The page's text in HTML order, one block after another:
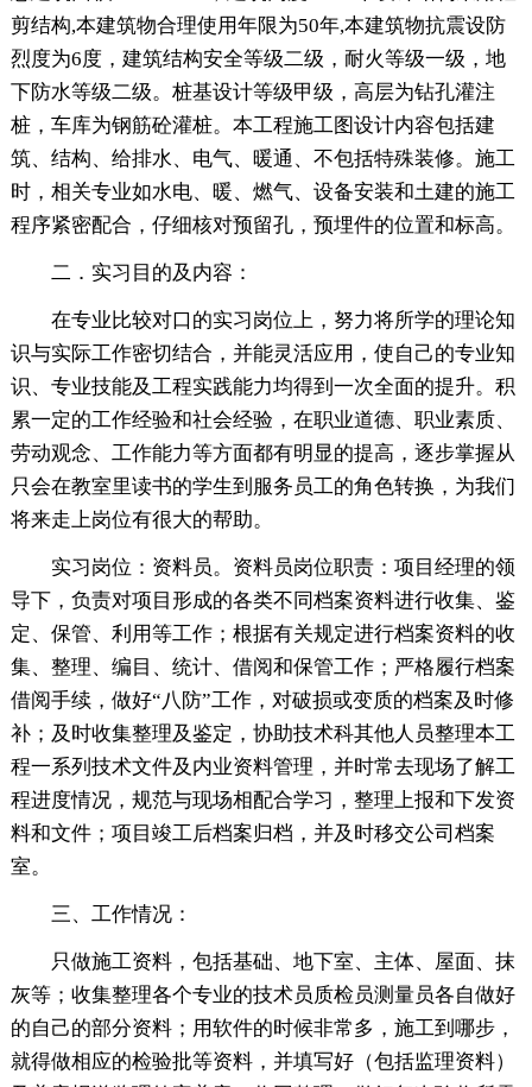
剪结构,本建筑物合理使用年限为50年,本建筑物抗震设防
烈度为6度，建筑结构安全等级二级，耐火等级一级，地
下防水等级二级。桩基设计等级甲级，高层为钻孔灌注
桩，车库为钢筋砼灌桩。本工程施工图设计内容包括建
筑、结构、给排水、电气、暖通、不包括特殊装修。施工
时，相关专业如水电、暖、燃气、设备安装和土建的施工
程序紧密配合，仔细核对预留孔，预埋件的位置和标高。
二．实习目的及内容：
在专业比较对口的实习岗位上，努力将所学的理论知
识与实际工作密切结合，并能灵活应用，使自己的专业知
识、专业技能及工程实践能力均得到一次全面的提升。积
累一定的工作经验和社会经验，在职业道德、职业素质、
劳动观念、工作能力等方面都有明显的提高，逐步掌握从
只会在教室里读书的学生到服务员工的角色转换，为我们
将来走上岗位有很大的帮助。
实习岗位：资料员。资料员岗位职责：项目经理的领
导下，负责对项目形成的各类不同档案资料进行收集、鉴
定、保管、利用等工作；根据有关规定进行档案资料的收
集、整理、编目、统计、借阅和保管工作；严格履行档案
借阅手续，做好“八防”工作，对破损或变质的档案及时修
补；及时收集整理及鉴定，协助技术科其他人员整理本工
程一系列技术文件及内业资料管理，并时常去现场了解工
程进度情况，规范与现场相配合学习，整理上报和下发资
料和文件；项目竣工后档案归档，并及时移交公司档案
室。
三、工作情况：
只做施工资料，包括基础、地下室、主体、屋面、抹
灰等；收集整理各个专业的技术员质检员测量员各自做好
的自己的部分资料；用软件的时候非常多，施工到哪步，
就得做相应的检验批等资料，并填写好（包括监理资料）